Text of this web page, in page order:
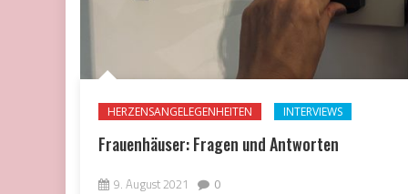
HERZENSANGELEGENHEITEN INTERVIEWS
Frauenhäuser: Fragen und Antworten
9. August 2021 0